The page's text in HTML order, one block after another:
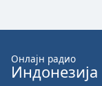
Family
Онлајн радио
Индонезија